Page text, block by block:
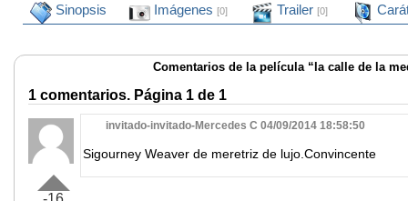
Sinopsis
Imágenes [0] Trailer [0]
Comentarios de la película “la calle de la
1 comentarios. Página 1 de 1
invitado-invitado-Mercedes C 04/09/2014 18:58:50
Sigourney Weaver de meretriz de lujo.Convincente